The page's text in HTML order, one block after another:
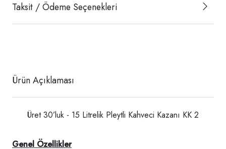
Taksit / Ödeme Seçenekleri
Ürün Açıklaması
Üret 30’luk - 15 Litrelik Pleytli Kahveci Kazanı KK 2
Genel Özellikler